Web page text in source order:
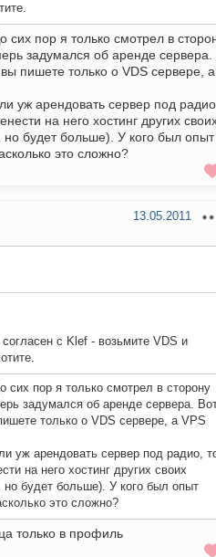
сих пор я только смотрел в
задумался об аренде сервера.
пишете только о VDS сервере, а
уж арендовать сервер под
на него хостинг других
но будет больше). У кого был опыт
это сложно?
13.05.2011
с Klef - возьмите VDS и
сих пор я только смотрел в сторону
задумался об аренде сервера.
только о VDS сервере, а VPS
уж арендовать сервер под радио,
на него хостинг других своих
но будет больше). У кого был опыт
это сложно?
только в профиль